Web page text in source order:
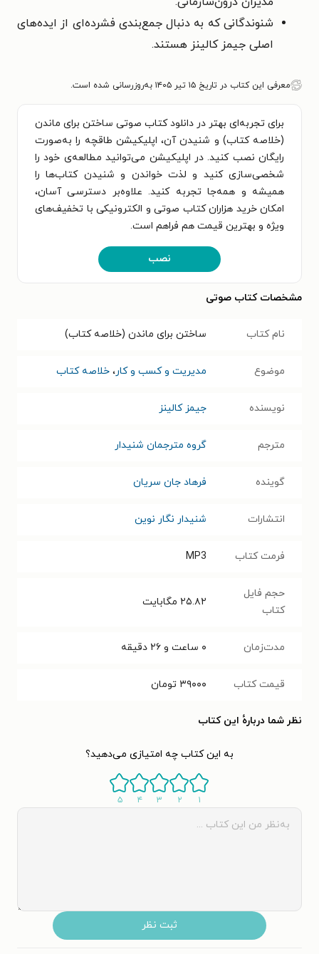
شنوندگانی که به دنبال جمع‌بندی فشرده‌ای از ایده‌های
اصلی جیمز کالینز هستند.
معرفی این کتاب در تاریخ ۱۵ تیر ۱۴۰۵ به‌روزرسانی شده است.
برای تجربه‌ای بهتر در دانلود کتاب صوتی ساختن برای ماندن
(خلاصه کتاب) و شنیدن آن، اپلیکیشن طاقچه را به‌صورت
رایگان نصب کنید. در اپلیکیشن می‌توانید مطالعه‌ی خود را
شخصی‌سازی کنید و لذت خواندن و شنیدن کتاب‌ها را
همیشه و همه‌جا تجربه کنید. علاوه‌بر دسترسی آسان،
امکان خرید هزاران کتاب صوتی و الکترونیکی با تخفیف‌های
ویژه و بهترین قیمت هم فراهم است.
نصب
مشخصات کتاب صوتی
نام کتاب ساختن برای ماندن (خلاصه کتاب)
موضوع مدیریت و کسب و کار، خلاصه کتاب
نویسنده جیمز کالینز
مترجم گروه مترجمان شنیدار
گوینده فرهاد جان سریان
انتشارات شنیدار نگار نوین
فرمت کتاب MP3
حجم فایل
کتاب
۲۵.۸۲ مگابایت
مدت‌زمان ۰ ساعت و ۲۶ دقیقه
قیمت کتاب ۳۹۰۰۰ تومان
نظر شما دربارهٔ این کتاب
به این کتاب چه امتیازی می‌دهید؟
۱ ۲ ۳ ۴ ۵
ثبت نظر